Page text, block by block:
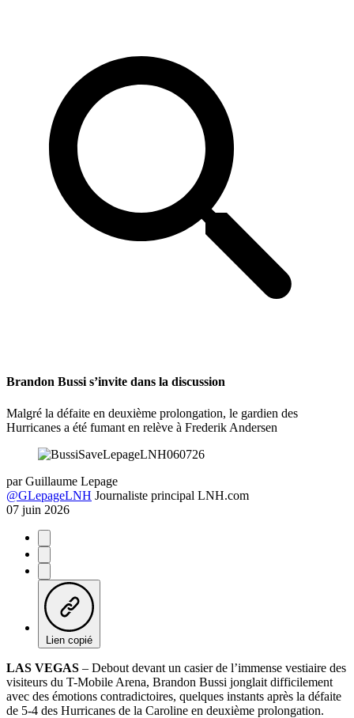
Brandon Bussi s’invite dans la discussion
Malgré la défaite en deuxième prolongation, le gardien des
Hurricanes a été fumant en relève à Frederik Andersen
par Guillaume Lepage
@GLepageLNH Journaliste principal LNH.com
07 juin 2026
Lien copié
LAS VEGAS – Debout devant un casier de l’immense vestiaire des
visiteurs du T-Mobile Arena, Brandon Bussi jonglait difficilement
avec des émotions contradictoires, quelques instants après la défaite
de 5-4 des Hurricanes de la Caroline en deuxième prolongation.